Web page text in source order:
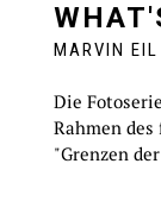
MARVIN EIL
Die
Rahmen
"Grenzen